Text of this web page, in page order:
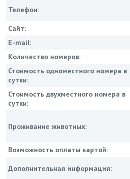
Телефон:
Сайт:
E-mail:
Количество номеров:
Стоимость одноместного номера в
сутки:
Стоимость двухместного номера в
сутки:
Проживание животных:
Возможность оплаты картой:
Дополнительная информация: